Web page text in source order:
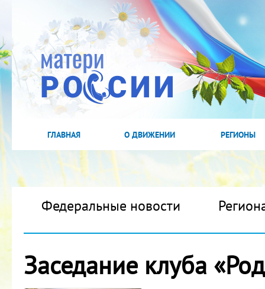
ГЛАВНАЯ О ДВИЖЕНИИ РЕГИОНЫ
Федеральные новости
Заседание клуба